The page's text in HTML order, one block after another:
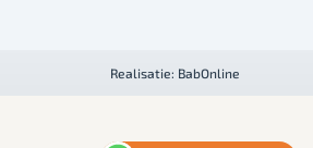
Realisatie: BabOnline